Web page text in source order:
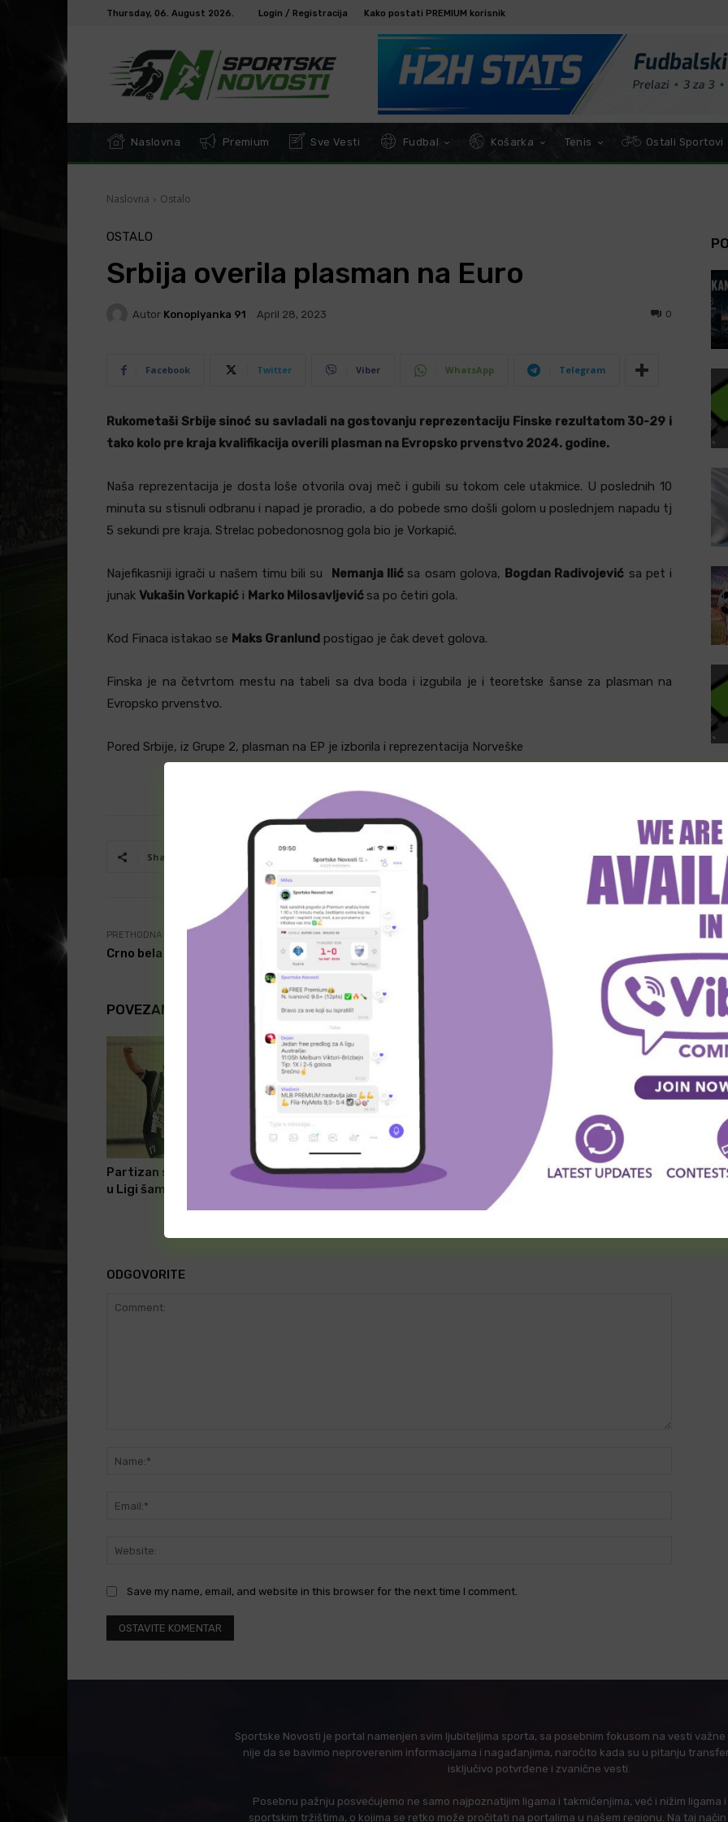
Thursday, 06. August 2026. Login / Registracija Kako postati PREMIUM korisnik
Naslovna Premium Sve Vesti Fudbal Košarka Tenis Ostali Sportovi
Naslovna Ostalo
OSTALO
Srbija overila plasman na Euro
Autor Konoplyanka 91 April 28, 2023 0
Facebook Twitter Viber WhatsApp Telegram
Rukometaši Srbije sinoć su savladali na gostovanju reprezentaciju Finske rezultatom 30-29 i
tako kolo pre kraja kvalifikacija overili plasman na Evropsko prvenstvo 2024. godine.
Naša reprezentacija je dosta loše otvorila ovaj meč i gubili su tokom cele utakmice. U poslednih 10
minuta su stisnuli odbranu i napad je proradio, a do pobede smo došli golom u poslednjem napadu tj
5 sekundi pre kraja. Strelac pobedonosnog gola bio je Vorkapić.
Najefikasniji igrači u našem timu bili su Nemanja Ilić sa osam golova, Bogdan Radivojevićsa pet i
junak Vukašin Vorkapići Marko Milosavljević sa po četiri gola.
Kod Finaca istakao se Maks Granlundpostigao je čak devet golova.
Finska je na četvrtom mestu na tabeli sa dva boda i izgubila je i teoretske šanse za plasman na
Evropsko prvenstvo.
Pored Srbije, iz Grupe 2, plasman na EP je izborila i reprezentacija Norveške
Share Facebook Twitter WhatsApp
PRETHODNA VEST
Crno bela tripla kruna Poznate grupe EP za rukometaše
POVEZANI ČLANCI
Partizan saznao imena rivala
u Ligi šampiona!
RK Partizan u Ligi Šampiona!
Nekada na klupi “crno-belih”,
a sada je preuzeo večitog
rivala
ODGOVORITE
Save my name, email, and website in this browser for the next time I comment.
Sportske Novosti je portal namenjen svim ljubiteljima sporta, sa posebnim fokusom na vesti
nije da se bavimo neproverenim informacijama i nagađanjima, naročito kada su u pitanju
isključivo potvrđene i zvanične vesti.
Posebnu pažnju posvećujemo ne samo najpoznatijim ligama i takmičenjima, već i nižim ligama
sportskim tržištima, o kojima se retko može pročitati na portalima u našem regionu. Na taj